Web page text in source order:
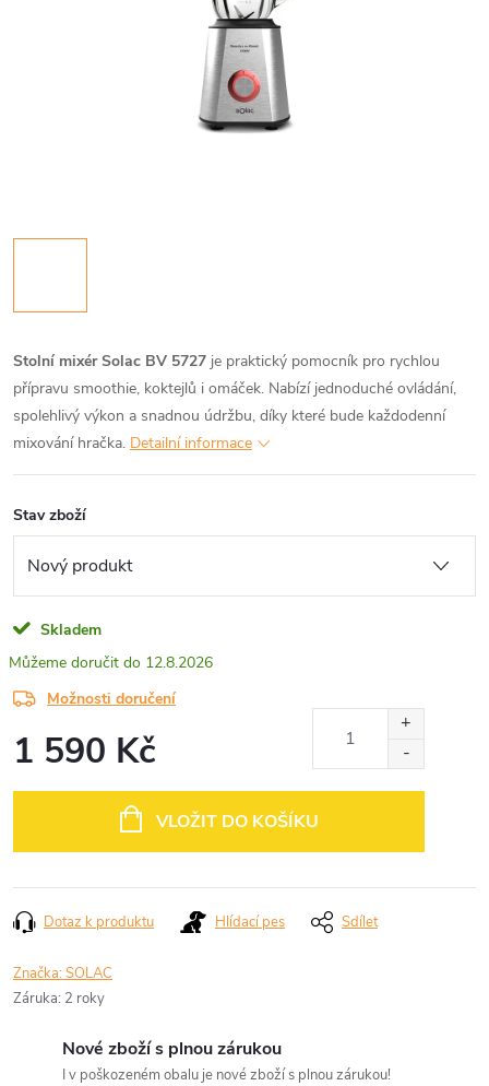
Stolní mixér Solac BV 5727 je praktický pomocník pro rychlou
přípravu smoothie, koktejlů i omáček. Nabízí jednoduché ovládání,
spolehlivý výkon a snadnou údržbu, díky které bude každodenní
mixování hračka. Detailní informace
Stav zboží
Skladem
12.8.2026
Možnosti doručení
1 590 Kč
VLOŽIT DO KOŠÍKU
Dotaz k produktu Hlídací pes Sdílet
Značka:SOLAC
Záruka: 2 roky
Nové zboží s plnou zárukou
I v poškozeném obalu je nové zboží s plnou zárukou!